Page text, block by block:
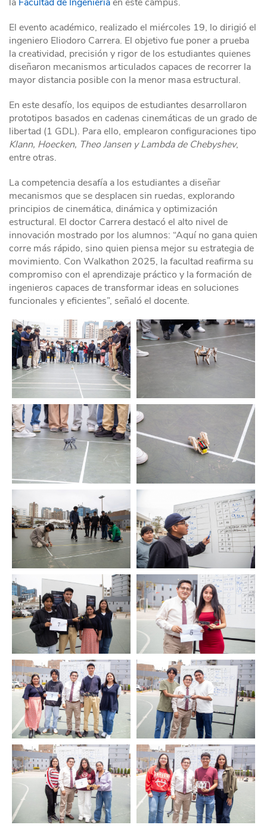
El evento académico, realizado el miércoles 19, lo dirigió el
ingeniero Eliodoro Carrera. El objetivo fue poner a prueba
la creatividad, precisión y rigor de los estudiantes quienes
diseñaron mecanismos articulados capaces de recorrer la
mayor distancia posible con la menor masa estructural.
En este desafío, los equipos de estudiantes desarrollaron
prototipos basados en cadenas cinemáticas de un grado de
libertad (1 GDL). Para ello, emplearon configuraciones tipo
Klann, Hoecken, Theo Jansen y Lambda de Chebyshev,
entre otras.
La competencia desafía a los estudiantes a diseñar
mecanismos que se desplacen sin ruedas, explorando
principios de cinemática, dinámica y optimización
estructural. El doctor Carrera destacó el alto nivel de
innovación mostrado por los alumnos: “Aquí no gana quien
corre más rápido, sino quien piensa mejor su estrategia de
movimiento. Con Walkathon 2025, la facultad reafirma su
compromiso con el aprendizaje práctico y la formación de
ingenieros capaces de transformar ideas en soluciones
funcionales y eficientes”, señaló el docente.